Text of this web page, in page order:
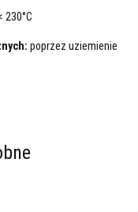
230°C
poprzez uziemienie